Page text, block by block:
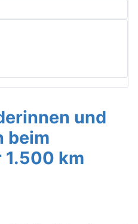
und
beim
1.500 km